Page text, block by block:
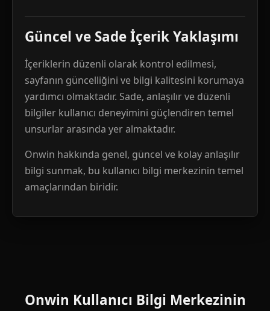
Güncel ve Sade İçerik Yaklaşımı
İçeriklerin düzenli olarak kontrol edilmesi,
sayfanın güncelliğini ve bilgi kalitesini korumaya
yardımcı olmaktadır. Sade, anlaşılır ve düzenli
bilgiler kullanıcı deneyimini güçlendiren temel
unsurlar arasında yer almaktadır.
Onwin hakkında genel, güncel ve kolay anlaşılır
bilgi sunmak, bu kullanıcı bilgi merkezinin temel
amaçlarından biridir.
Onwin Kullanıcı Bilgi Merkezinin